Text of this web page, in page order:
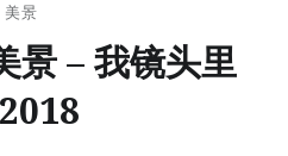
美景
景 – 我镜头里